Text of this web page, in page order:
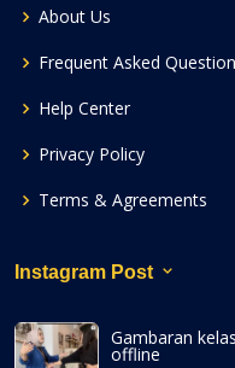
About Us
Frequent Asked Question
Help Center
Privacy Policy
Terms & Agreements
Instagram Post
Gambaran
offline